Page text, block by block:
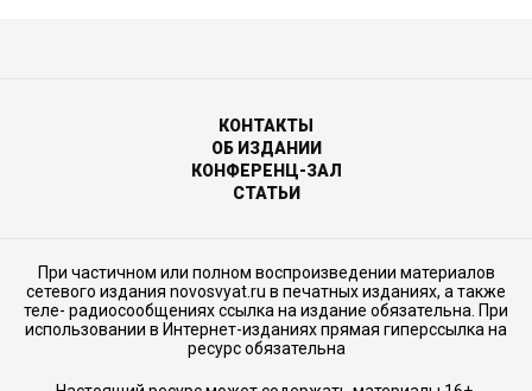
КОНТАКТЫ
ОБ ИЗДАНИИ
КОНФЕРЕНЦ-ЗАЛ
СТАТЬИ
При частичном или полном воспроизведении материалов
сетевого издания novosvyat.ru в печатных изданиях, а также
теле- радиосообщениях ссылка на издание обязательна. При
использовании в Интернет-изданиях прямая гиперссылка на
ресурс обязательна